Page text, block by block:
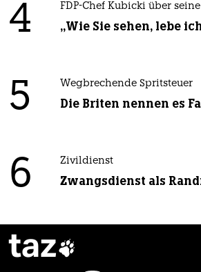
4 FDP-Chef Kubicki über
„Wie Sie sehen, lebe
5 Wegbrechende Spritsteuer
Die Briten nennen es
6 Zivildienst
Zwangsdienst als
taz